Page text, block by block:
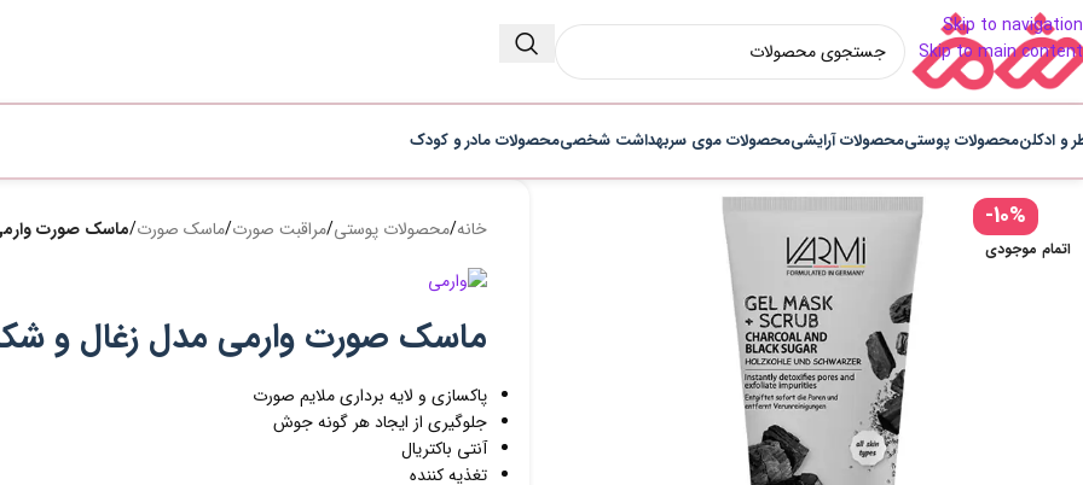
Skip to navigation
Skip to main content
و ادکلنمحصولات پوستیمحصولات آرایشیمحصولات موی سربهداشت شخصیمحصولات مادر و کودک
-10%
اتمام موجودی
خانه/محصولات پوستی/مراقبت صورت/ماسک صورت/ماسک صورت وارمی
ماسک صورت وارمی مدل زغال و شکر سیاه
پاکسازی و لایه برداری ملایم صورت
جلوگیری از ایجاد هر گونه جوش
آنتی باکتریال
تغذیه کننده